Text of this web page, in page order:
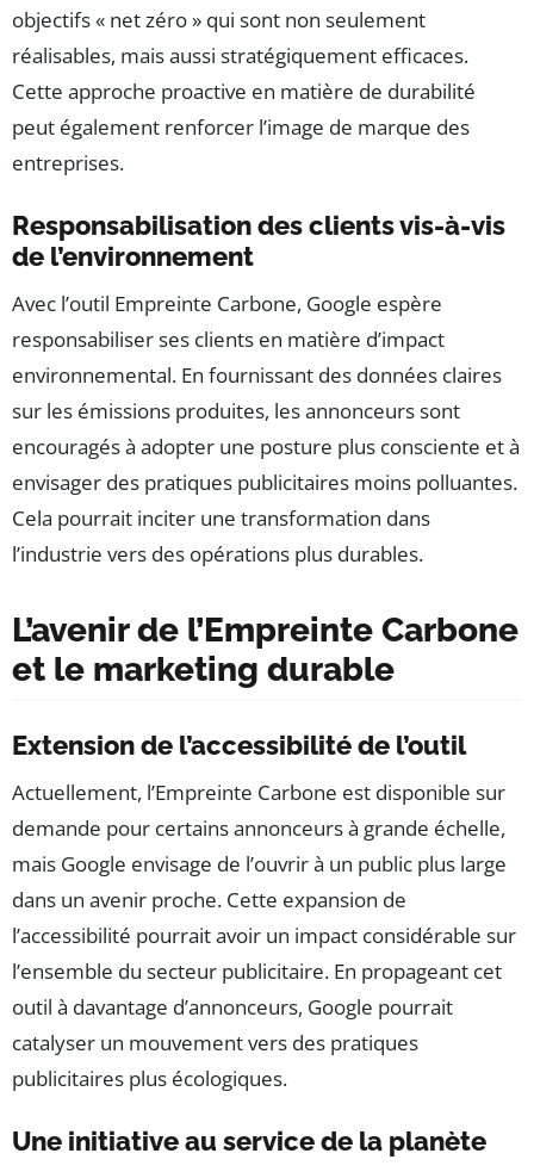
objectifs « net zéro » qui sont non seulement
réalisables, mais aussi stratégiquement efficaces.
Cette approche proactive en matière de durabilité
peut également renforcer l’image de marque des
entreprises.
Responsabilisation des clients vis-à-vis
de l’environnement
Avec l’outil Empreinte Carbone, Google espère
responsabiliser ses clients en matière d’impact
environnemental. En fournissant des données claires
sur les émissions produites, les annonceurs sont
encouragés à adopter une posture plus consciente et à
envisager des pratiques publicitaires moins polluantes.
Cela pourrait inciter une transformation dans
l’industrie vers des opérations plus durables.
L’avenir de l’Empreinte Carbone
et le marketing durable
Extension de l’accessibilité de l’outil
Actuellement, l’Empreinte Carbone est disponible sur
demande pour certains annonceurs à grande échelle,
mais Google envisage de l’ouvrir à un public plus large
dans un avenir proche. Cette expansion de
l’accessibilité pourrait avoir un impact considérable sur
l’ensemble du secteur publicitaire. En propageant cet
outil à davantage d’annonceurs, Google pourrait
catalyser un mouvement vers des pratiques
publicitaires plus écologiques.
Une initiative au service de la planète